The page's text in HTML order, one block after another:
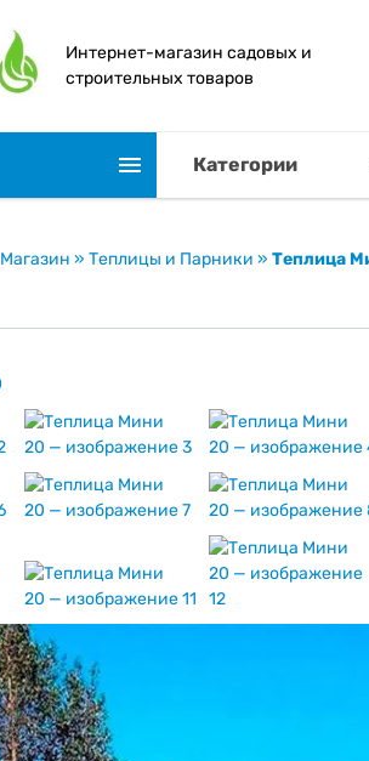
Интернет-магазин садовых и
строительных товаров
Категории
Магазин » Теплицы и Парники » Теплица